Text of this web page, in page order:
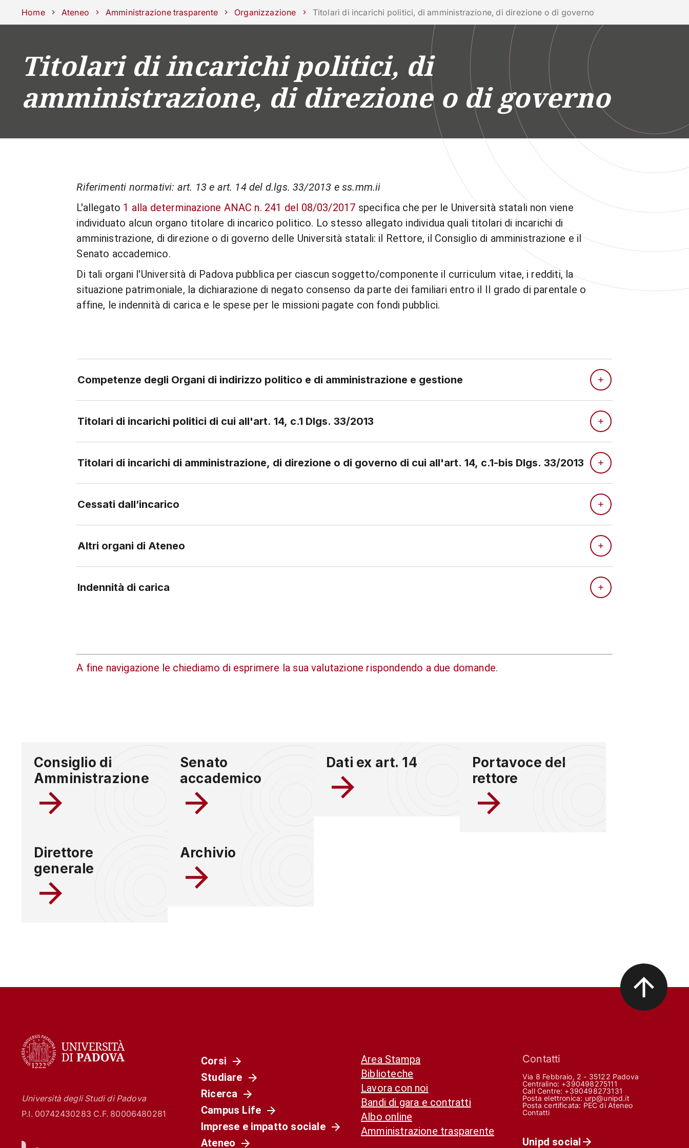
Scuole Dipartimenti CentriSostieni UnipdArea stampaLavora con noi phone mail
CORSI STUDIARE RICERCA CAMPUS LIFE IMPRESE E IMPATTO SOCIALE
Home Ateneo Amministrazione trasparente Organizzazione Titolari di incarichi politici, di amministrazione, di direzione o di governo
Titolari di incarichi politici, di
amministrazione, di direzione o di governo
Riferimenti normativi: art. 13 e art. 14 del d.lgs. 33/2013 e ss.mm.ii
L'allegato 1 alla determinazione ANAC n. 241 del 08/03/2017 specifica che per le Università statali non viene
individuato alcun organo titolare di incarico politico. Lo stesso allegato individua quali titolari di incarichi di
amministrazione, di direzione o di governo delle Università statali: il Rettore, il Consiglio di amministrazione e il
Senato accademico.
Di tali organi l'Università di Padova pubblica per ciascun soggetto/componente il curriculum vitae, i redditi, la
situazione patrimoniale, la dichiarazione di negato consenso da parte dei familiari entro il II grado di parentale o
affine, le indennità di carica e le spese per le missioni pagate con fondi pubblici.
Competenze degli Organi di indirizzo politico e di amministrazione e gestione
Titolari di incarichi politici di cui all'art. 14, c.1 Dlgs. 33/2013
Titolari di incarichi di amministrazione, di direzione o di governo di cui all'art. 14, c.1-bis Dlgs. 33/2013
Cessati dall’incarico
Altri organi di Ateneo
Indennità di carica
A fine navigazione le chiediamo di esprimere la sua valutazione rispondendo a due domande.
Consiglio di
Amministrazione
Senato
accademico
Dati ex art. 14
Portavoce del
rettore
Direttore
generale
Archivio
Università degli Studi di Padova
P.I. 00742430283 C.F. 80006480281
Corsi
Studiare
Ricerca
Campus Life
Imprese e impatto sociale
Ateneo
Area Stampa
Biblioteche
Lavora con noi
Bandi di gara e contratti
Albo online
Amministrazione trasparente
Contatti
Via 8 Febbraio, 2 - 35122 Padova
Centralino: +390498275111
Call Centre: +390498273131
Posta elettronica: urp@unipd.it
Posta certificata: PEC di Ateneo
Contatti
Unipd social